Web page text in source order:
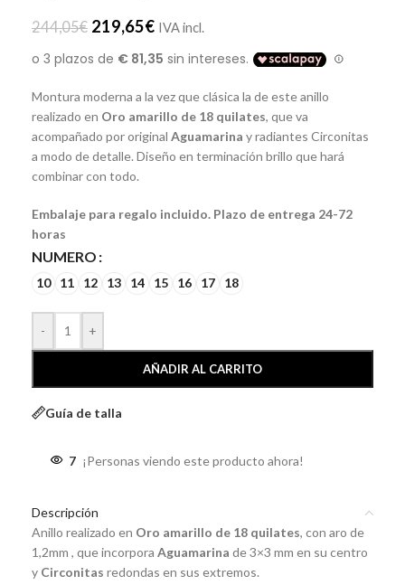
244,05€ 219,65€ IVA incl.
Montura moderna a la vez que clásica la de este anillo
realizado en Oro amarillo de 18 quilates, que va
acompañado por original Aguamarina y radiantes Circonitas
a modo de detalle. Diseño en terminación brillo que hará
combinar con todo.
Embalaje para regalo incluido. Plazo de entrega 24-72
horas
NUMERO
10 11 12 13 14 15 16 17 18
- +
AÑADIR AL CARRITO
Guía de talla
7 ¡Personas viendo este producto ahora!
Descripción
Anillo realizado en Oro amarillo de 18 quilates, con aro de
1,2mm , que incorpora Aguamarina de 3×3 mm en su centro
y Circonitas redondas en sus extremos.